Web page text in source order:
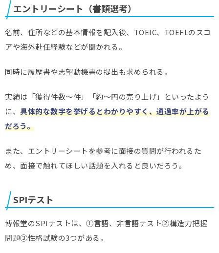
エントリーシート（書類選考）
名前、住所などの基本情報を記入後、TOEIC、TOEFLのスコ
アや海外赴任経験などが聞かれる。
同時に履歴書や志望動機書の提出も求められる。
実績は「獲得件数～件」「約～円の売り上げ」といったよう
に、 具体的な数字を挙げるとわかりやすく、通過率が上がる
だろう。
また、エントリーシートを参考に面接の質問が行われるた
め、面接で触れてほしい話題を入れると良いだろう。
SPIテスト
博報堂のSPIテストは、①言語、非言語テスト②構造力把握
問題③性格試験の3つがある。